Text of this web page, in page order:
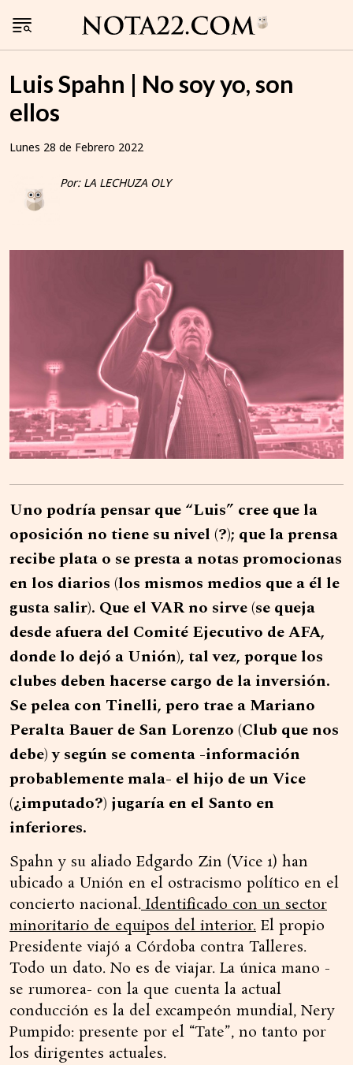
Luis Spahn | No soy yo, son
ellos
Lunes 28 de Febrero 2022
Por: LA LECHUZA OLY
Uno podría pensar que “Luis” cree que la
oposición no tiene su nivel (?); que la prensa
recibe plata o se presta a notas promocionas
en los diarios (los mismos medios que a él le
gusta salir). Que el VAR no sirve (se queja
desde afuera del Comité Ejecutivo de AFA,
donde lo dejó a Unión), tal vez, porque los
clubes deben hacerse cargo de la inversión.
Se pelea con Tinelli, pero trae a Mariano
Peralta Bauer de San Lorenzo (Club que nos
debe) y según se comenta -información
probablemente mala- el hijo de un Vice
(¿imputado?) jugaría en el Santo en
inferiores.
Spahn y su aliado Edgardo Zin (Vice 1) han
ubicado a Unión en el ostracismo político en el
concierto nacional.Identificado con un sector
minoritario de equipos del interior. El propio
Presidente viajó a Córdoba contra Talleres.
Todo un dato. No es de viajar. La única mano -
se rumorea- con la que cuenta la actual
conducción es la del excampeón mundial, Nery
Pumpido: presente por el “Tate”, no tanto por
los dirigentes actuales.